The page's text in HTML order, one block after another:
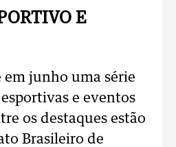
E
em junho uma série
e eventos
os destaques estão
Brasileiro de